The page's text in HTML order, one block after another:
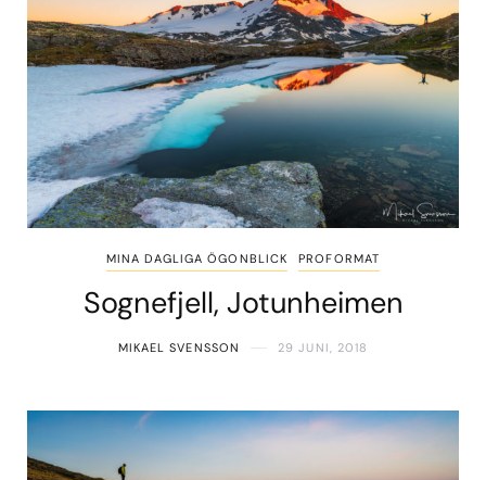
MINA DAGLIGA ÖGONBLICK PROFORMAT
Sognefjell, Jotunheimen
MIKAEL SVENSSON 29 JUNI, 2018